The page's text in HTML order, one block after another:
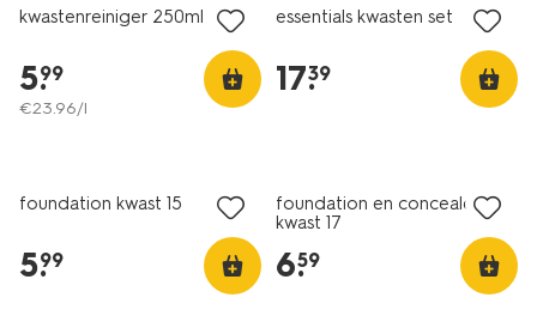
kwastenreiniger 250ml
5.
99
€23.96/l
essentials kwasten set
17.
39
foundation kwast 15
5.
99
foundation en concealer
kwast 17
6.
59